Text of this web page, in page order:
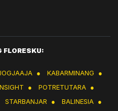
FLORESKU:
● KABARMINANG
●
● POTRETUTARA ●
STARBANJAR ● BALINESIA ●